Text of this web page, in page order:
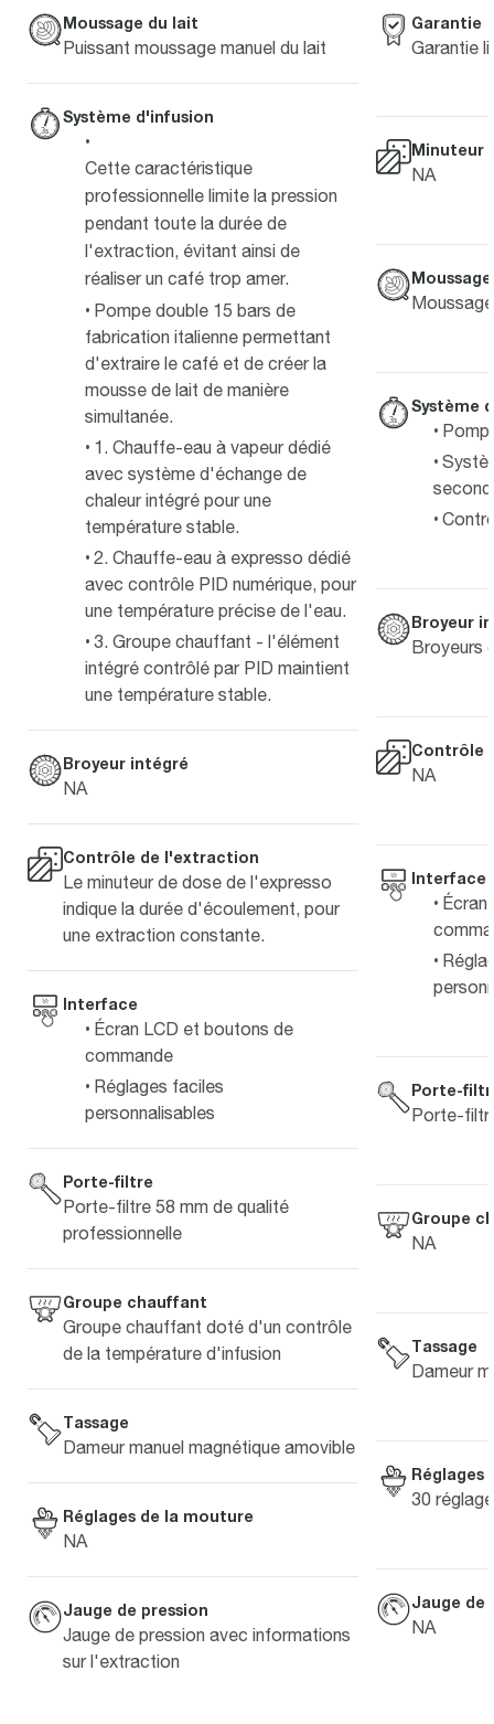
Moussage du lait
Puissant moussage manuel du lait
Système d'infusion
Cette caractéristique
professionnelle limite la pression
pendant toute la durée de
l'extraction, évitant ainsi de
réaliser un café trop amer.
Pompe double 15 bars de
fabrication italienne permettant
d'extraire le café et de créer la
mousse de lait de manière
simultanée.
1. Chauffe-eau à vapeur dédié
avec système d'échange de
chaleur intégré pour une
température stable.
2. Chauffe-eau à expresso dédié
avec contrôle PID numérique, pour
une température précise de l'eau.
3. Groupe chauffant - l'élément
intégré contrôlé par PID maintient
une température stable.
Broyeur intégré
NA
Contrôle de l'extraction
Le minuteur de dose de l'expresso
indique la durée d'écoulement, pour
une extraction constante.
Interface
Écran LCD et boutons de
commande
Réglages faciles
personnalisables
Porte-filtre
Porte-filtre 58 mm de qualité
professionnelle
Groupe chauffant
Groupe chauffant doté d'un contrôle
de la température d'infusion
Tassage
Dameur manuel magnétique amovible
Réglages de la mouture
NA
Jauge de pression
Jauge de pression avec informations
sur l'extraction
Garantie
Garantie
Minuteur
NA
Système
Broyeur
Broyeurs
Contrôle
NA
Interface
Écran
Porte-
Porte-
Groupe
NA
Tassage
Dameur
Réglages
30
Jauge de
NA